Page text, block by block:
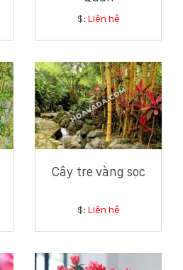
$: Liên hệ
Cây tre vàng sọc
$: Liên hệ